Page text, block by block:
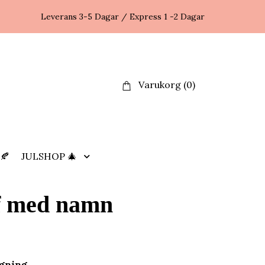
Leverans 3-5 Dagar / Express 1 -2 Dagar
Varukorg (0)
JULSHOP 🎄
namn